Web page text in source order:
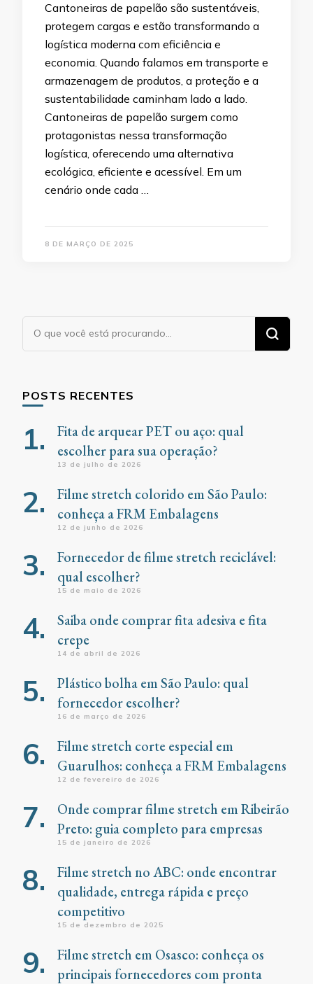
Cantoneiras de papelão são sustentáveis,
protegem cargas e estão transformando a
logística moderna com eficiência e
economia. Quando falamos em transporte e
armazenagem de produtos, a proteção e a
sustentabilidade caminham lado a lado.
Cantoneiras de papelão surgem como
protagonistas nessa transformação
logística, oferecendo uma alternativa
ecológica, eficiente e acessível. Em um
cenário onde cada …
8 DE MARÇO DE 2025
Procurando
algo?
POSTS RECENTES
Fita de arquear PET ou aço: qual
escolher para sua operação?
13 de julho de 2026
Filme stretch colorido em São Paulo:
conheça a FRM Embalagens
12 de junho de 2026
Fornecedor de filme stretch reciclável:
qual escolher?
15 de maio de 2026
Saiba onde comprar fita adesiva e fita
crepe
14 de abril de 2026
Plástico bolha em São Paulo: qual
fornecedor escolher?
16 de março de 2026
Filme stretch corte especial em
Guarulhos: conheça a FRM Embalagens
12 de fevereiro de 2026
Onde comprar filme stretch em Ribeirão
Preto: guia completo para empresas
15 de janeiro de 2026
Filme stretch no ABC: onde encontrar
qualidade, entrega rápida e preço
competitivo
15 de dezembro de 2025
Filme stretch em Osasco: conheça os
principais fornecedores com pronta